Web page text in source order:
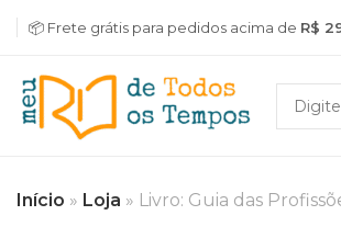
📦 Frete grátis para pedidos acima de R$
Início » Loja » Livro: Guia das